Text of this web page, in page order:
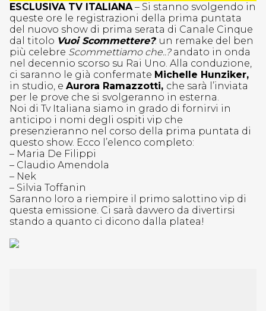
ESCLUSIVA TV ITALIANA – Si stanno svolgendo in
queste ore le registrazioni della prima puntata
del nuovo show di prima serata di Canale Cinque
dal titolo Vuoi Scommettere?: un remake del ben
più celebre Scommettiamo che..?andato in onda
nel decennio scorso su Rai Uno. Alla conduzione,
ci saranno le già confermate Michelle Hunziker,
in studio, e Aurora Ramazzotti, che sarà l’inviata
per le prove che si svolgeranno in esterna.
Noi di Tv Italiana siamo in grado di fornirvi in
anticipo i nomi degli ospiti vip che
presenzieranno nel corso della prima puntata di
questo show. Ecco l’elenco completo:
– Maria De Filippi
– Claudio Amendola
– Nek
– Silvia Toffanin
Saranno loro a riempire il primo salottino vip di
questa emissione. Ci sarà davvero da divertirsi
stando a quanto ci dicono dalla platea!